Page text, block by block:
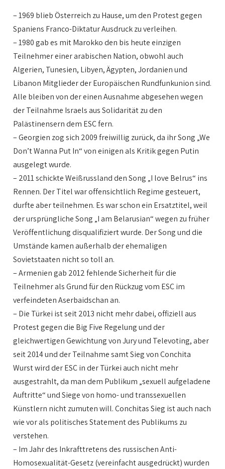
– 1969 blieb Österreich zu Hause, um den Protest gegen
Spaniens Franco-Diktatur Ausdruck zu verleihen.
– 1980 gab es mit Marokko den bis heute einzigen
Teilnehmer einer arabischen Nation, obwohl auch
Algerien, Tunesien, Libyen, Ägypten, Jordanien und
Libanon Mitglieder der Europäischen Rundfunkunion sind.
Alle bleiben von der einen Ausnahme abgesehen wegen
der Teilnahme Israels aus Solidarität zu den
Palästinensern dem ESC fern.
– Georgien zog sich 2009 freiwillig zurück, da ihr Song „We
Don’t Wanna Put In“ von einigen als Kritik gegen Putin
ausgelegt wurde.
– 2011 schickte Weißrussland den Song „I love Belrus“ ins
Rennen. Der Titel war offensichtlich Regime gesteuert,
durfte aber teilnehmen. Es war schon ein Ersatztitel, weil
der ursprüngliche Song „I am Belarusian“ wegen zu früher
Veröffentlichung disqualifiziert wurde. Der Song und die
Umstände kamen außerhalb der ehemaligen
Sovietstaaten nicht so toll an.
– Armenien gab 2012 fehlende Sicherheit für die
Teilnehmer als Grund für den Rückzug vom ESC im
verfeindeten Aserbaidschan an.
– Die Türkei ist seit 2013 nicht mehr dabei, offiziell aus
Protest gegen die Big Five Regelung und der
gleichwertigen Gewichtung von Jury und Televoting, aber
seit 2014 und der Teilnahme samt Sieg von Conchita
Wurst wird der ESC in der Türkei auch nicht mehr
ausgestrahlt, da man dem Publikum „sexuell aufgeladene
Auftritte“ und Siege von homo- und transsexuellen
Künstlern nicht zumuten will. Conchitas Sieg ist auch nach
wie vor als politisches Statement des Publikums zu
verstehen.
– Im Jahr des Inkrafttretens des russischen Anti-
Homosexualität-Gesetz (vereinfacht ausgedrückt) wurden